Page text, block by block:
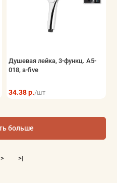
Душевая лейка, 3-функц. A5-
018, a-five
34.38 р./шт
> >|
больше